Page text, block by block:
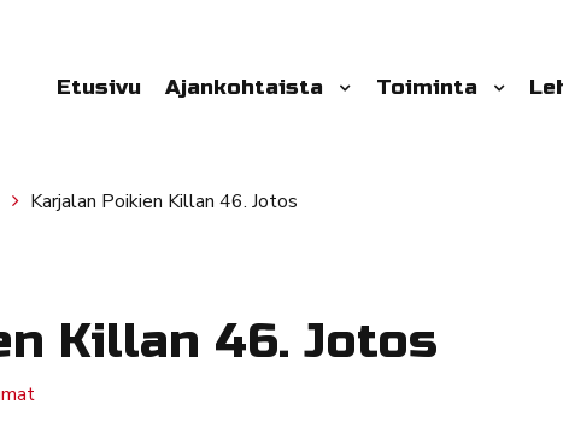
Etusivu Ajankohtaista Toiminta
Karjalan Poikien Killan 46. Jotos
Killan 46. Jotos